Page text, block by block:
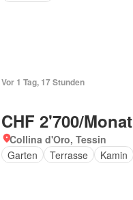
Vor 1 Tag, 17 Stunden
CHF 2'700/Monat
Collina d'Oro, Tessin
Garten
Terrasse Kamin